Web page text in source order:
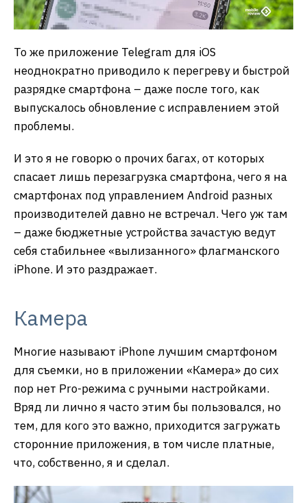
То же приложение Telegram для iOS
неоднократно приводило к перегреву и быстрой
разрядке смартфона – даже после того, как
выпускалось обновление с исправлением этой
проблемы.
И это я не говорю о прочих багах, от которых
спасает лишь перезагрузка смартфона, чего я на
смартфонах под управлением Android разных
производителей давно не встречал. Чего уж там
– даже бюджетные устройства зачастую ведут
себя стабильнее «вылизанного» флагманского
iPhone. И это раздражает.
Камера
Многие называют iPhone лучшим смартфоном
для съемки, но в приложении «Камера» до сих
пор нет Pro-режима с ручными настройками.
Вряд ли лично я часто этим бы пользовался, но
тем, для кого это важно, приходится загружать
сторонние приложения, в том числе платные,
что, собственно, я и сделал.